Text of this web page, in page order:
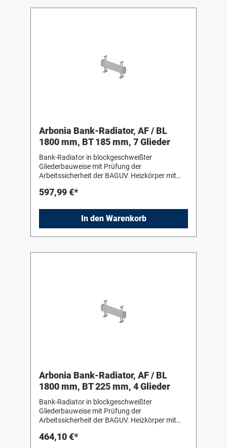
Arbonia Bank-Radiator, AF / BL
1800 mm, BT 185 mm, 7 Glieder
Bank-Radiator in blockgeschweißter
Gliederbauweise mit Prüfung der
Arbeitssicherheit der BAGUV. Heizkörper mit
DIN 55 900-2. Für liegenden Einbau mit Hilfe
Anschluss- und Blindstopfen sind werkseitig
eingedichtet, in Schrumpffolie verpackt und
soweit erforderlich mit Kantenschutz versehen.
597,99 €*
In den Warenkorb
Arbonia Bank-Radiator, AF / BL
1800 mm, BT 225 mm, 4 Glieder
Bank-Radiator in blockgeschweißter
Gliederbauweise mit Prüfung der
Arbeitssicherheit der BAGUV. Heizkörper mit
DIN 55 900-2. Für liegenden Einbau mit Hilfe
464,10 €*